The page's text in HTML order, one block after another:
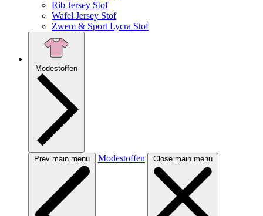
Rib Jersey Stof
Wafel Jersey Stof
Zwem & Sport Lycra Stof
Modestoffen
Prev main menu Modestoffen Close main menu